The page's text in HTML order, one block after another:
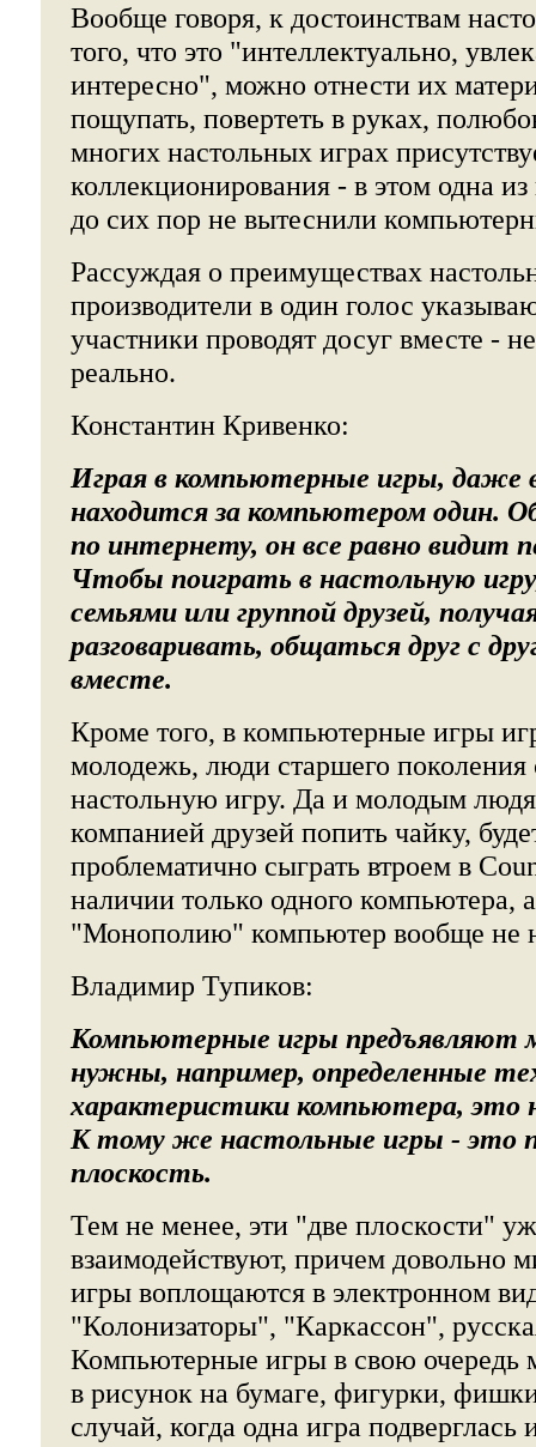
Вообще говоря, к достоинствам
того, что это "интеллектуально,
интересно", можно отнести их
пощупать, повертеть в руках,
многих настольных играх
коллекционирования - в этом одна
до сих пор не вытеснили
Рассуждая о преимуществах
производители в один голос
участники проводят досуг вместе -
реально.
Константин Кривенко:
Играя в компьютерные игры, даже
находится за компьютером один.
по интернету, он все равно видит
Чтобы поиграть в настольную
семьями или группой друзей,
разговаривать, общаться друг с
вместе.
Кроме того, в компьютерные игры
молодежь, люди старшего поколения
настольную игру. Да и молодым
компанией друзей попить чайку,
проблематично сыграть втроем в
наличии только одного компьютера,
"Монополию" компьютер вообще не
Владимир Тупиков:
Компьютерные игры предъявляют
нужны, например, определенные
характеристики компьютера, это
К тому же настольные игры - это
плоскость.
Тем не менее, эти "две плоскости"
взаимодействуют, причем довольно
игры воплощаются в электронном
"Колонизаторы", "Каркассон",
Компьютерные игры в свою очередь
в рисунок на бумаге, фигурки,
случай, когда одна игра